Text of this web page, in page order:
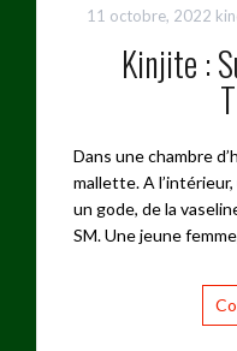
11 octobre, 2022
Kinjite :
Dans une chambre
mallette. A
un gode, de la
SM. Une jeune